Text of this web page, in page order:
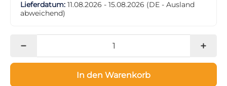
Lieferdatum: 11.08.2026 - 15.08.2026 (DE - Ausland
abweichend)
In den Warenkorb